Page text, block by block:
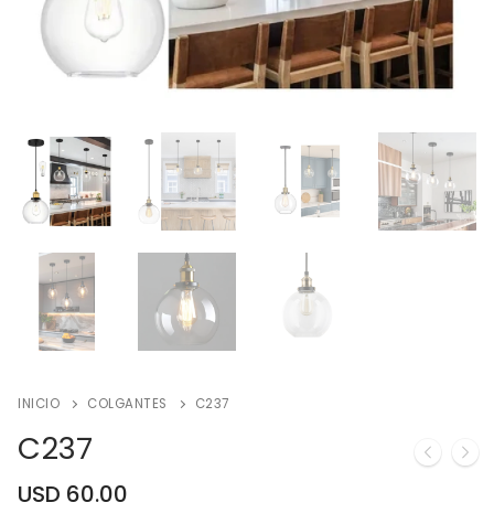
INICIO COLGANTES C237
C237
USD 60.00